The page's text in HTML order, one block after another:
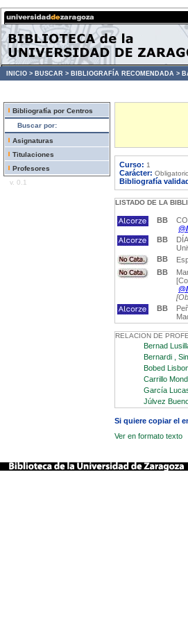
INICIO > BUSCAR > BIBLIOGRAFÍA RECOMENDADA >
Bibliografía por Centros
Buscar por:
Asignaturas
Titulaciones
Profesores
v. 0.1
Curso: 1
Carácter: Obligatorio
Bibliografía
LISTADO DE LA
BB
BB
BB
BB
BB
RELACION DE
Bernad
Bernardi ,
Bobed
Carrillo
García
Júlvez
Si quiere copiar el
Ver en formato texto